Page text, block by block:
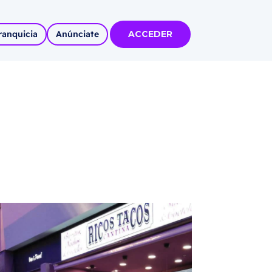
MÁS
con
tu Marca
Anúnciate ACCEDER